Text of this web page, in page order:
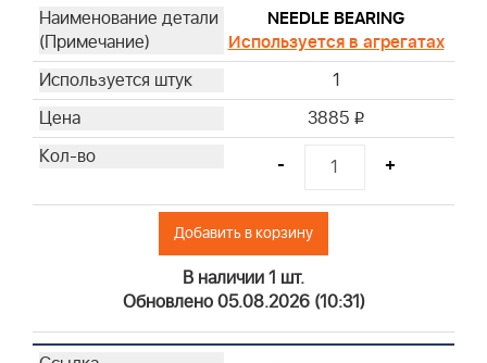
NEEDLE BEARING
Используется в агрегатах
1
3885 i
- +
Добавить в корзину
В наличии 1 шт.
Обновлено 05.08.2026 (10:31)